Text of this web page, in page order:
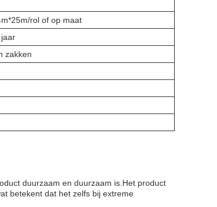
rol of op maat
zakken
duurzaam en duurzaam is.Het product
betekent dat het zelfs bij extreme